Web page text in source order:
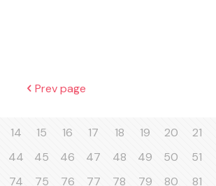
Prev page
14 15 16 17 18 19 20 21
44 45 46 47 48 49 50 51
74 75 76 77 78 79 80 81